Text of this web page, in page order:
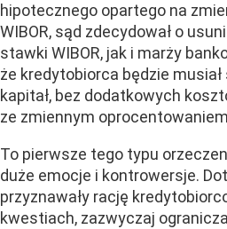
hipotecznego opartego na
WIBOR, sąd zdecydował o
stawki WIBOR, jak i marży
że kredytobiorca będzie
kapitał, bez dodatkowych
ze zmiennym
To pierwsze tego typu
duże emocje i kontrowersje.
przyznawały rację
kwestiach, zazwyczaj